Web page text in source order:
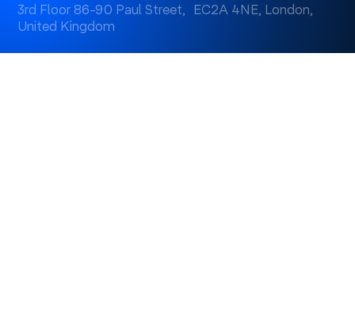
3rd Floor 86-90 Paul Street, EC2A 4NE, London,
United Kingdom